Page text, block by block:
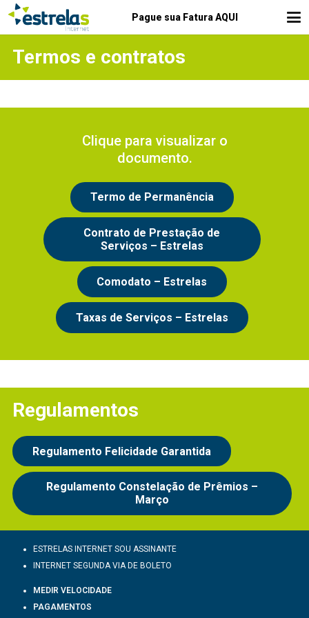
Pague sua Fatura AQUI
Termos e contratos
Clique para visualizar o
documento.
Termo de Permanência
Contrato de Prestação de
Serviços – Estrelas
Comodato – Estrelas
Taxas de Serviços – Estrelas
Regulamentos
Regulamento Felicidade Garantida
Regulamento Constelação de Prêmios –
Março
ESTRELAS INTERNET SOU ASSINANTE
INTERNET SEGUNDA VIA DE BOLETO
MEDIR VELOCIDADE
PAGAMENTOS